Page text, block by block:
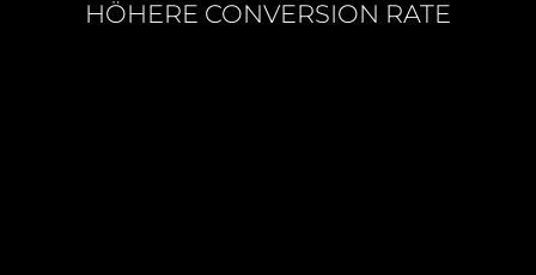
HÖHERE CONVERSION RATE